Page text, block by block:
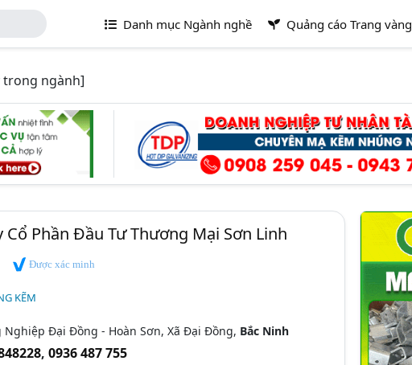
Danh mục Ngành nghề Quảng cáo Trang vàng
trong ngành]
Cổ Phần Đầu Tư Thương Mại Sơn Linh
Được xác minh
KẼM
Nghiệp Đại Đồng - Hoàn Sơn, Xã Đại Đồng, Bắc Ninh
, 0936 487 755